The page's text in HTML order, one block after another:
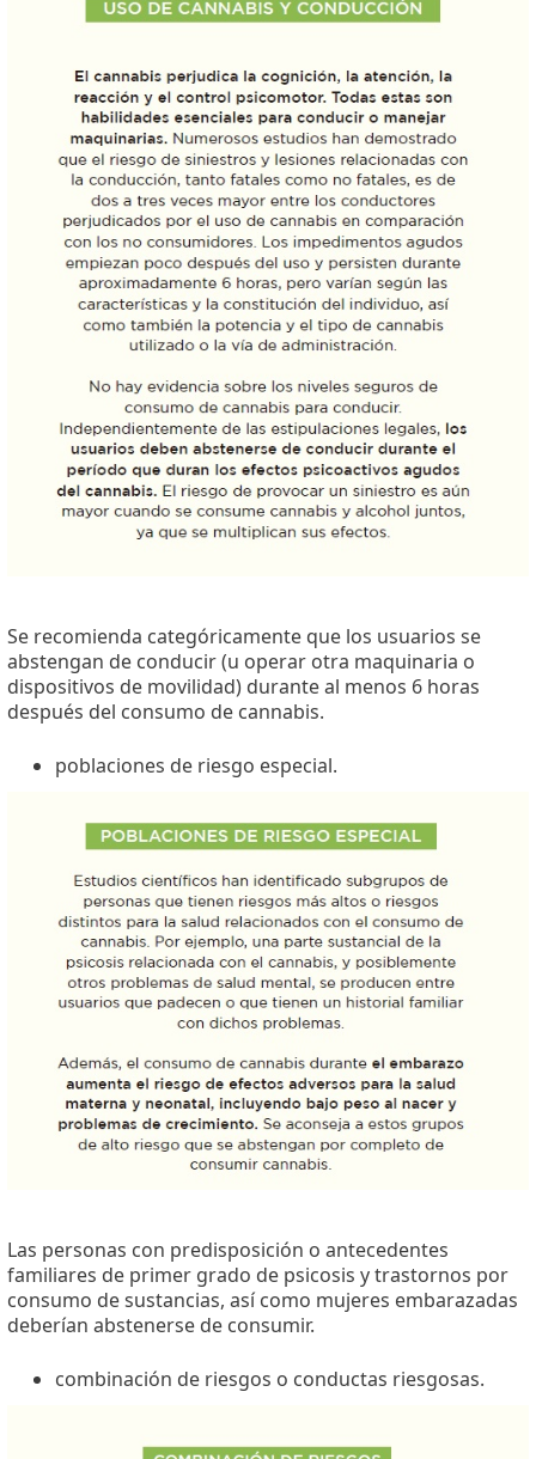
Se recomienda categóricamente que los usuarios se
abstengan de conducir (u operar otra maquinaria o
dispositivos de movilidad) durante al menos 6 horas
después del consumo de cannabis.
poblaciones de riesgo especial.
Las personas con predisposición o antecedentes
familiares de primer grado de psicosis y trastornos por
consumo de sustancias, así como mujeres embarazadas
deberían abstenerse de consumir.
combinación de riesgos o conductas riesgosas.